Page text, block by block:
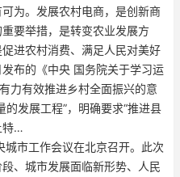
为。发展农村电商，是创新商
要举措，是转变农业发展方
进农村消费、满足人民对美好
布的《中央 国务院关于学习运
力有效推进乡村全面振兴的意
的发展工程”，明确要求“推进县
特…
市工作会议在北京召开。此次
、城市发展面临新形势、人民